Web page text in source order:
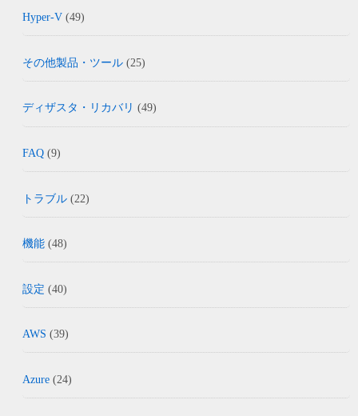
Hyper-V (49)
その他製品・ツール (25)
ディザスタ・リカバリ (49)
FAQ (9)
トラブル (22)
機能 (48)
設定 (40)
AWS (39)
Azure (24)